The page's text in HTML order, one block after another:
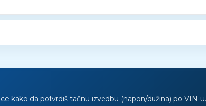
kako da potvrdiš tačnu izvedbu (napon/dužina) po VIN-u.